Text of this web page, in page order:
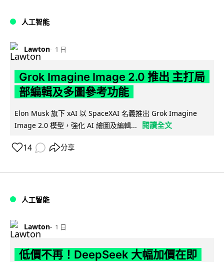
人工智能
Lawton 1 日
Grok Imagine Image 2.0 推出 主打局
部編輯及多圖參考功能
Elon Musk 旗下 xAI 以 SpaceXAI 名義推出 Grok Imagine
Image 2.0 模型，強化 AI 繪圖及編輯...
閱讀全文
14 分享
人工智能
Lawton 1 日
低價不再！DeepSeek 大幅加價在即